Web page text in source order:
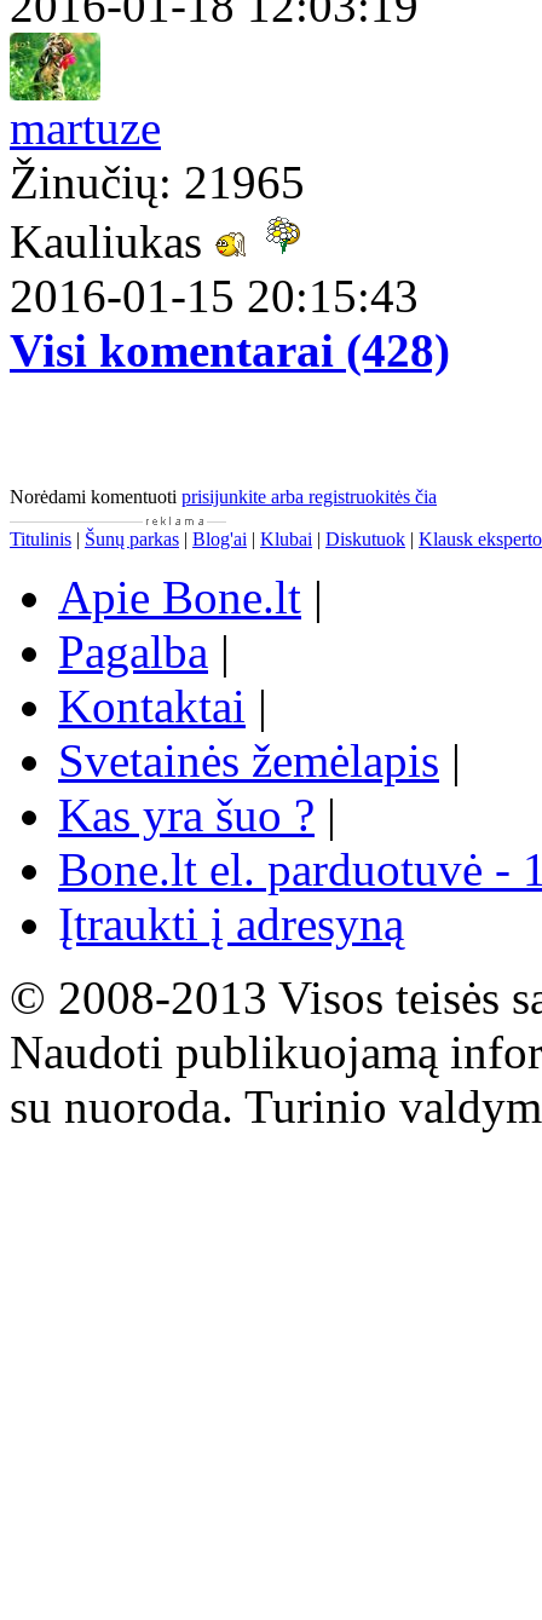
martuze
Žinučių: 21965
Kauliukas
2016-01-15 20:15:43
Visi komentarai (428)
Norėdami komentuoti prisijunkite arba registruokitės čia
Titulinis | Šunų parkas | Blog'ai | Klubai | Diskutuok | Klausk eksperto
Apie Bone.lt |
Pagalba |
Kontaktai |
Svetainės žemėlapis |
Kas yra šuo ? |
Bone.lt el. parduotuvė -
Įtraukti į adresyną
© 2008-2013 Visos teisės
Naudoti publikuojamą
su nuoroda. Turinio